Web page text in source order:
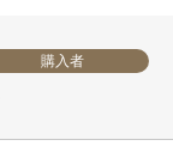
購入者